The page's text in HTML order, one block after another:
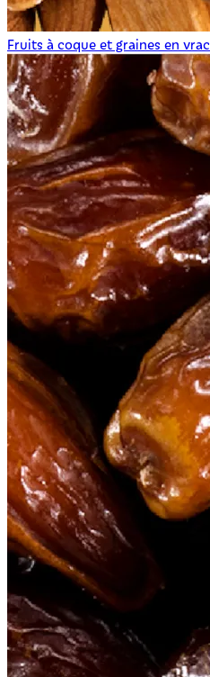
Fruits à coque et graines en vrac